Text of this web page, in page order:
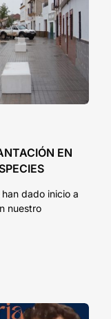
EN
dado inicio a
nuestro